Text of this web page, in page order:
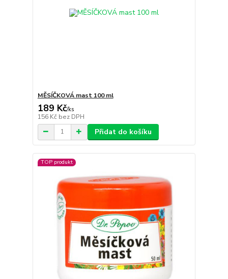
MĚSÍČKOVÁ mast 100 ml
189 Kč/ks
156 Kč bez DPH
Přidat do košíku
TOP produkt